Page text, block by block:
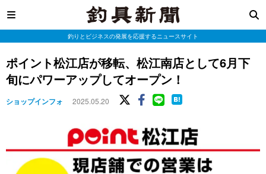
釣りとビジネスの発展を応援するニュースサイト
ポイント松江店が移転、松江南店として6月下
旬にパワーアップしてオープン！
ショップインフォ 2025.05.20